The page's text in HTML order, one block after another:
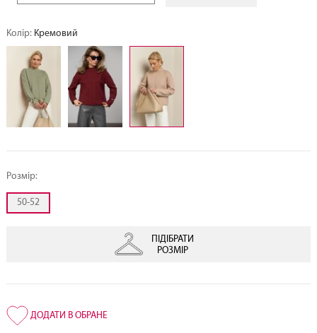
Колір: Кремовий
Розмір:
50-52
ПІДІБРАТИ
РОЗМІР